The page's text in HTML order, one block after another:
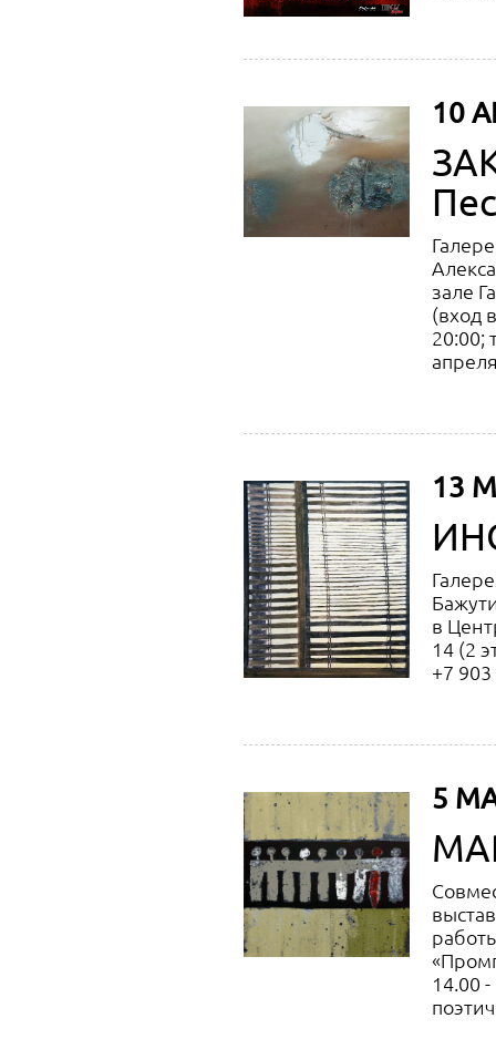
10
зале
(вход
20:00;
13
в
14 (2
+7
5
14.00